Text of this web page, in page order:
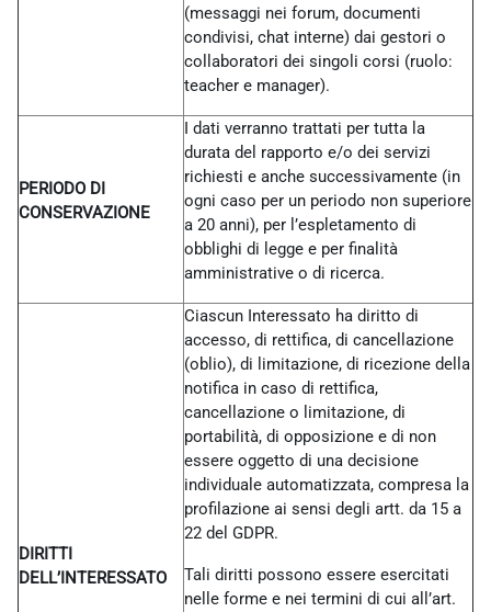
(messaggi nei forum, documenti
condivisi, chat interne) dai gestori o
collaboratori dei singoli corsi (ruolo:
teacher e manager).
PERIODO DI
CONSERVAZIONE
I dati verranno trattati per tutta la
durata del rapporto e/o dei servizi
richiesti e anche successivamente (in
ogni caso per un periodo non superiore
a 20 anni), per l’espletamento di
obblighi di legge e per finalità
amministrative o di ricerca.
DIRITTI
DELL’INTERESSATO
Ciascun Interessato ha diritto di
accesso, di rettifica, di cancellazione
(oblio), di limitazione, di ricezione della
notifica in caso di rettifica,
cancellazione o limitazione, di
portabilità, di opposizione e di non
essere oggetto di una decisione
individuale automatizzata, compresa la
profilazione ai sensi degli artt. da 15 a
22 del GDPR.
Tali diritti possono essere esercitati
nelle forme e nei termini di cui all’art.